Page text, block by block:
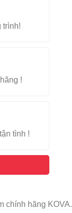
trình!
!
tình !
chính hãng KOVA.